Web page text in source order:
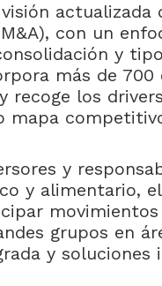
actualizada
con un
y
más de 700
recoge los
mapa
y
y alimentario,
grupos en
y soluciones